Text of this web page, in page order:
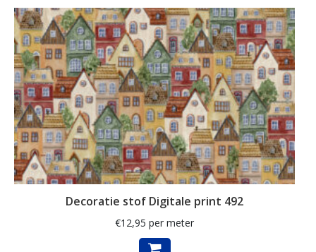
ganzen
gemberkoekjes
geometrisch
ginko
gnome
grafisch
groene thee
Decoratie stof Digitale print 492
€12,95 per meter